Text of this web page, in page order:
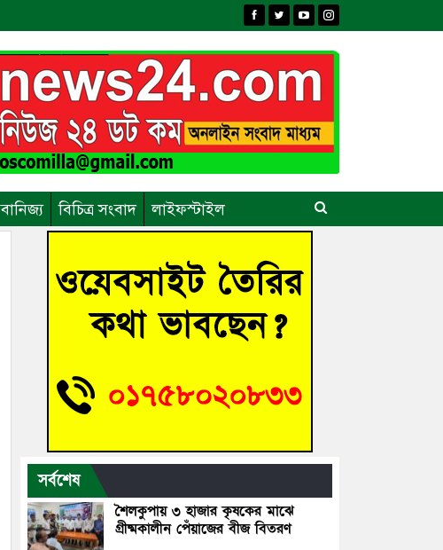
বানিজ্য বিচিত্র সংবাদ লাইফস্টাইল
সর্বশেষ
শৈলকুপায় ৩ হাজার কৃষকের মাঝে
গ্রীষ্মকালীন পেঁয়াজের বীজ বিতরণ